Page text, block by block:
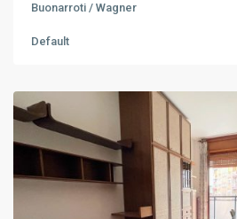
Buonarroti / Wagner
Default
Buonarroti